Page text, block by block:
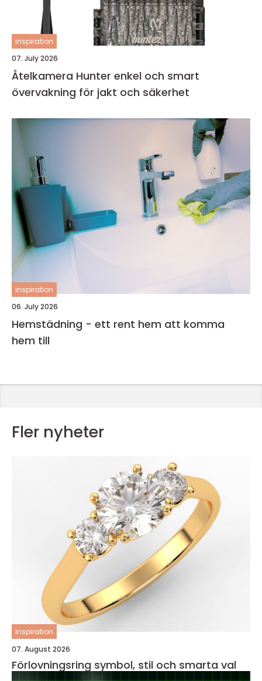
inspiration
07. July 2026
Åtelkamera Hunter enkel och smart
övervakning för jakt och säkerhet
inspiration
06. July 2026
Hemstädning - ett rent hem att komma
hem till
Fler nyheter
inspiration
07. August 2026
Förlovningsring symbol, stil och smarta val